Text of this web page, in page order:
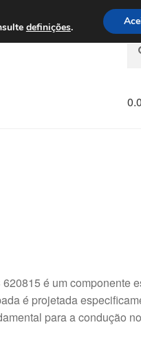
Seg-Sex, das 9h às
é um componente
é projetada
para a condução
definições.